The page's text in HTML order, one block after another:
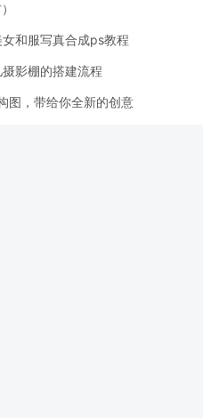
和服写真合成ps教程
摄影棚的搭建流程
图，带给你全新的创意